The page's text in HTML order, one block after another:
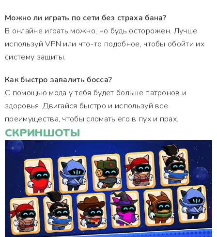
Можно ли играть по сети без страха бана?
В онлайне играть можно, но будь осторожен. Лучше
используй VPN или что-то подобное, чтобы обойти их
систему защиты.
Как быстро завалить босса?
С помощью мода у тебя будет больше патронов и
здоровья. Двигайся быстро и используй все
преимущества, чтобы сломать его в пух и прах.
СКРИНШОТЫ